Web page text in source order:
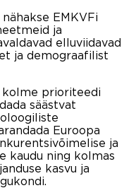
EMKVFi
ja
elluviidavad
ja demograafilist
kolme prioriteedi
säästvat
Euroopa
ja
kaudu ning kolmas
kasvu ja